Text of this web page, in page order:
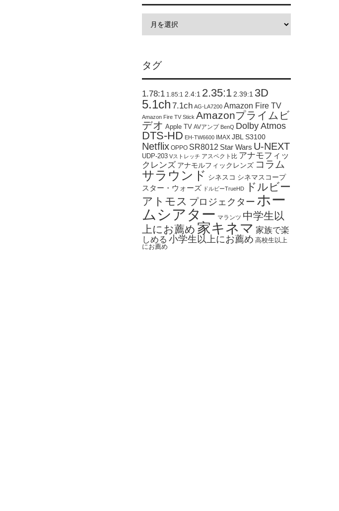
タグ
1.78:1 1.85:1 2.4:1 2.35:1 2.39:1 3D
5.1ch 7.1ch AG-LA7200 Amazon Fire TV
Amazon Fire TV Stick Amazonプライムビ
デオ Apple TV AVアンプ BenQ Dolby Atmos
DTS-HD EH-TW6600 IMAX JBL S3100
Netflix OPPO SR8012 Star Wars U-NEXT
UDP-203 Vストレッチ アスペクト比 アナモフィッ
クレンズ アナモルフィックレンズ コラム
サラウンド シネスコ シネマスコープ
スター・ウォーズ ドルビーTrueHD
ドルビー
アトモス プロジェクター ホー
ムシアター マランツ 中学生以
上にお薦め 家キネマ 家族で楽
しめる 小学生以上にお薦め 高校生以上
にお薦め